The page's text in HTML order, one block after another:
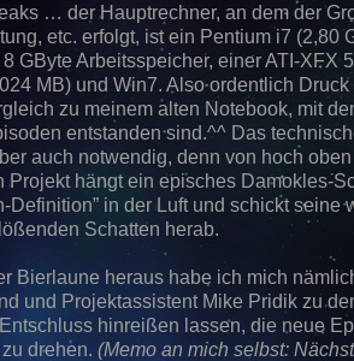
… der Hauptrechner, an dem der
etc. erfolgt, ist ein Pentium i7 (2,80
GByte Arbeitsspeicher, einer ATI-XFX
MB) und Win7. Also ordentlich Druck
zu meinem alten Notebook, mit
entstanden sind.^^ Das
auch notwendig, denn von hoch
Projekt hängt ein episches Damokles-
Definition” in der Luft und schickt seine
Schatten herab.
Bierlaune heraus habe ich mich
und Projektassistent Mike Pridik zu
hinreißen lassen, die neue
drehen. (Memo an mich selbst: